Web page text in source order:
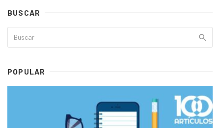
BUSCAR
POPULAR